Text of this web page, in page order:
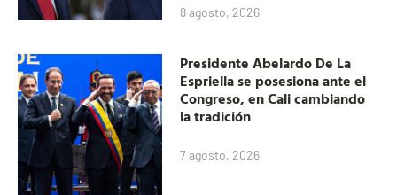
8 agosto, 2026
Presidente Abelardo De La
Espriella se posesiona ante el
Congreso, en Cali cambiando
la tradición
7 agosto, 2026